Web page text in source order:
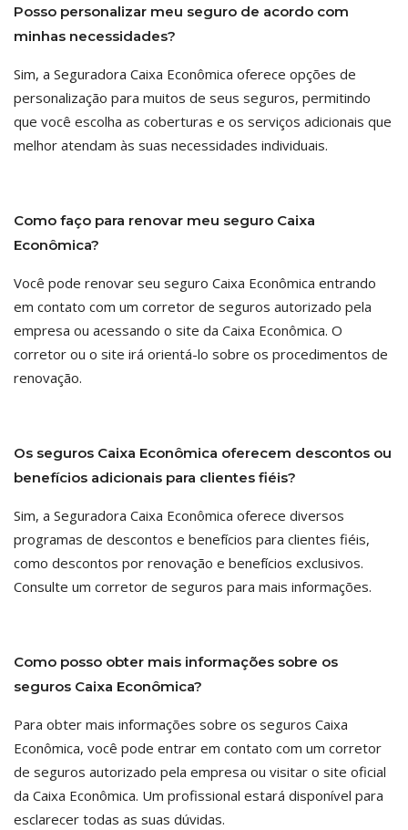
Posso personalizar meu seguro de acordo com
minhas necessidades?
Sim, a Seguradora Caixa Econômica oferece opções de
personalização para muitos de seus seguros, permitindo
que você escolha as coberturas e os serviços adicionais que
melhor atendam às suas necessidades individuais.
Como faço para renovar meu seguro Caixa
Econômica?
Você pode renovar seu seguro Caixa Econômica entrando
em contato com um corretor de seguros autorizado pela
empresa ou acessando o site da Caixa Econômica. O
corretor ou o site irá orientá-lo sobre os procedimentos de
renovação.
Os seguros Caixa Econômica oferecem descontos ou
benefícios adicionais para clientes fiéis?
Sim, a Seguradora Caixa Econômica oferece diversos
programas de descontos e benefícios para clientes fiéis,
como descontos por renovação e benefícios exclusivos.
Consulte um corretor de seguros para mais informações.
Como posso obter mais informações sobre os
seguros Caixa Econômica?
Para obter mais informações sobre os seguros Caixa
Econômica, você pode entrar em contato com um corretor
de seguros autorizado pela empresa ou visitar o site oficial
da Caixa Econômica. Um profissional estará disponível para
esclarecer todas as suas dúvidas.